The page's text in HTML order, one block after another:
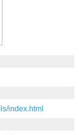
index.html